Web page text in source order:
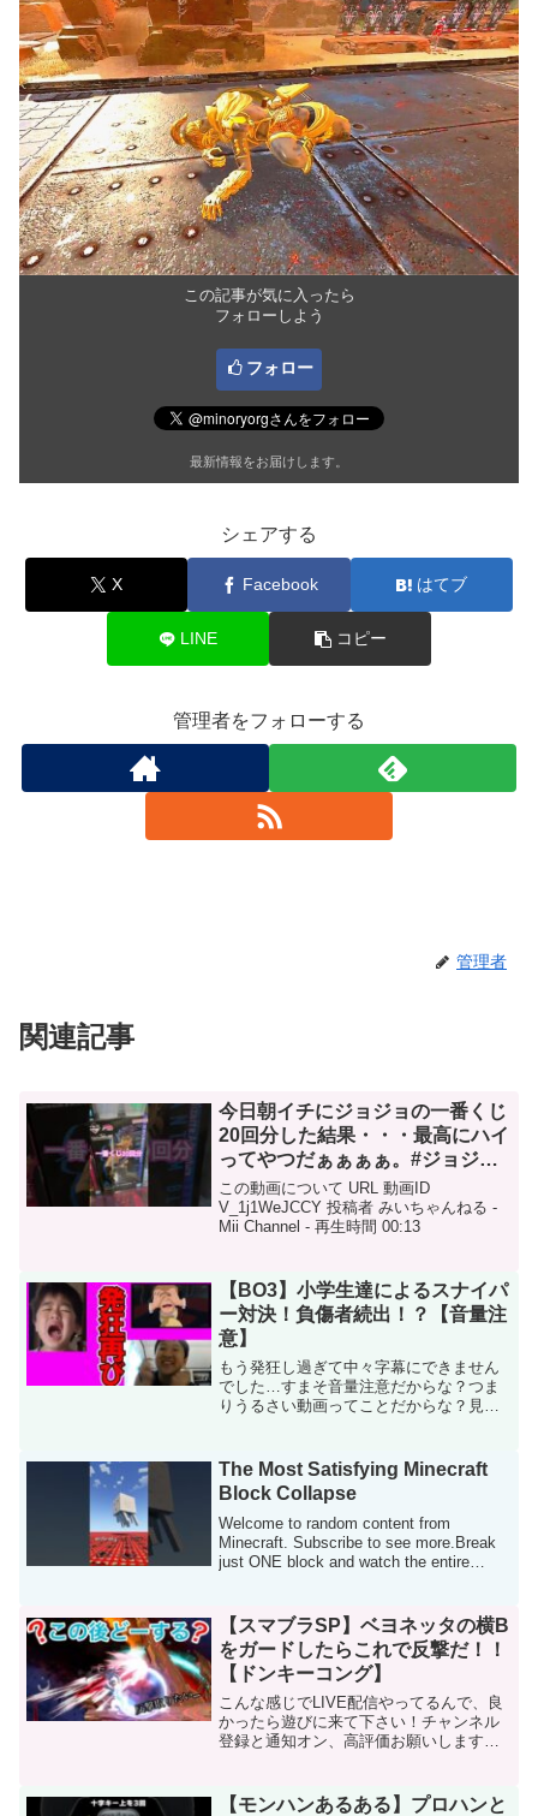
この記事が気に入ったら
フォローしよう
フォロー
最新情報をお届けします。
シェアする
X Facebook はてブ
LINE コピー
管理者をフォローする
管理者
関連記事
今日朝イチにジョジョの一番くじ
20回分した結果・・・最高にハイ
ってやつだぁぁぁぁ。#ジョジョ
#ジョジョの奇妙な冒険 #一番く
じ
この動画について URL 動画ID
V_1j1WeJCCY 投稿者 みいちゃんねる -
Mii Channel - 再生時間 00:13
【BO3】小学生達によるスナイパ
ー対決！負傷者続出！？【音量注
意】
もう発狂し過ぎて中々字幕にできません
でした…すまそ音量注意だからな？つま
りうるさい動画ってことだからな？見て
画ID rFCSqMb0-9I 投稿者 チャンオレッ
チ...
The Most Satisfying Minecraft
Block Collapse
Welcome to random content from
Minecraft. Subscribe to see more.Break
just ONE block and watch the entire
【スマブラSP】ベヨネッタの横B
をガードしたらこれで反撃だ！！
【ドンキーコング】
こんな感じでLIVE配信やってるんで、良
かったら遊びに来て下さい！チャンネル
登録と通知オン、高評価お願いします！
SPECIAL#スマブラSP#ドンキーコング...
【モンハンあるある】プロハンと